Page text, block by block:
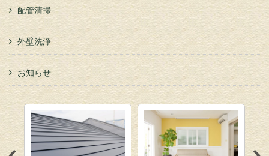
配管清掃
外壁洗浄
お知らせ